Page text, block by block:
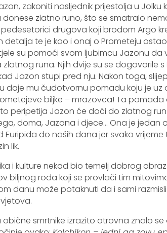
zakoniti nasljednik prijestolja u Jolku
zlatno runo, što se smatralo
drugova koji brodom Argo
detalja te je kao i onaj o Prometeju
su pomoći svom ljubimcu Jazonu da
zlatnog runa. Njih dvije su se dogovorile
Jazon stupi pred nju. Nakon toga,
daje mu čudotvornu pomadu koju je uz
biljke – mrazovca! Ta pomada
peripetija Jazon će doći do zlatnog
doma, Jazona i djece… Ona je jedan
Euripida do naših dana jer svako
lik.
i kulture nekad bio temelj dobrog
biljnog roda koji se provlači tim
danu može potaknuti da i sami
smrtnike izrazito otrovna znalo